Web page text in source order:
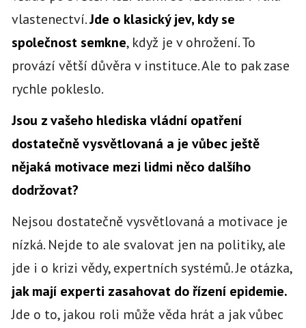
vlastenectví.Jde o klasický jev, kdy se
společnost semkne, když je v ohrožení. To
provází větší důvěra v instituce. Ale to pak zase
rychle pokleslo.
Jsou z vašeho hlediska vládní opatření
dostatečně vysvětlovaná a je vůbec ještě
nějaká motivace mezi lidmi něco dalšího
dodržovat?
Nejsou dostatečně vysvětlovaná a motivace je
nízká. Nejde to ale svalovat jen na politiky, ale
jde i o krizi vědy, expertních systémů. Je otázka,
jak mají experti zasahovat do řízení epidemie.
Jde o to, jakou roli může věda hrát a jak vůbec